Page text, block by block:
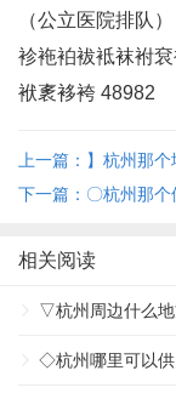
（公立医院排队
袗袘袙袚袛袜袝
袱袲袳袴 48982
上一篇：】杭州那
下一篇：〇杭州那
相关阅读
▽杭州周边什么
◇杭州哪里可以供